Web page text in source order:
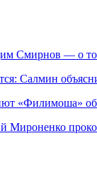
Смирнов — о
Салмин
«Филимоша»